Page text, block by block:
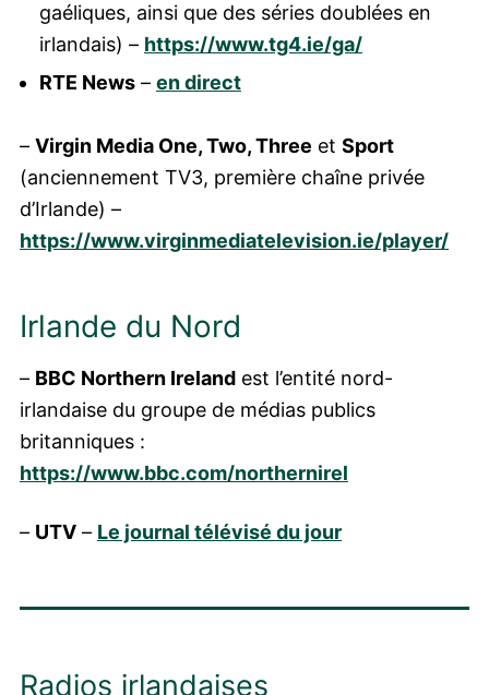
gaéliques, ainsi que des séries doublées en
irlandais) – https://www.tg4.ie/ga/
RTE News – en direct
– Virgin Media One, Two, Three et Sport
(anciennement TV3, première chaîne privée
d’Irlande) –
https://www.virginmediatelevision.ie/player/
Irlande du Nord
– BBC Northern Ireland est l’entité nord-
irlandaise du groupe de médias publics
britanniques :
https://www.bbc.com/northernirel
– UTV – Le journal télévisé du jour
Radios irlandaises